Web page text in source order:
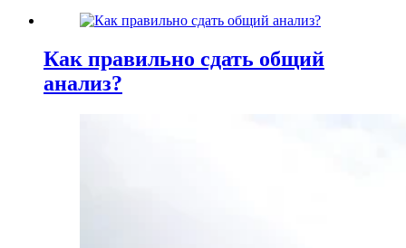
Как правильно сдать общий
анализ?